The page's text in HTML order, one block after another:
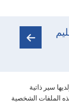
سير ذاتية
الملفات الشخصية